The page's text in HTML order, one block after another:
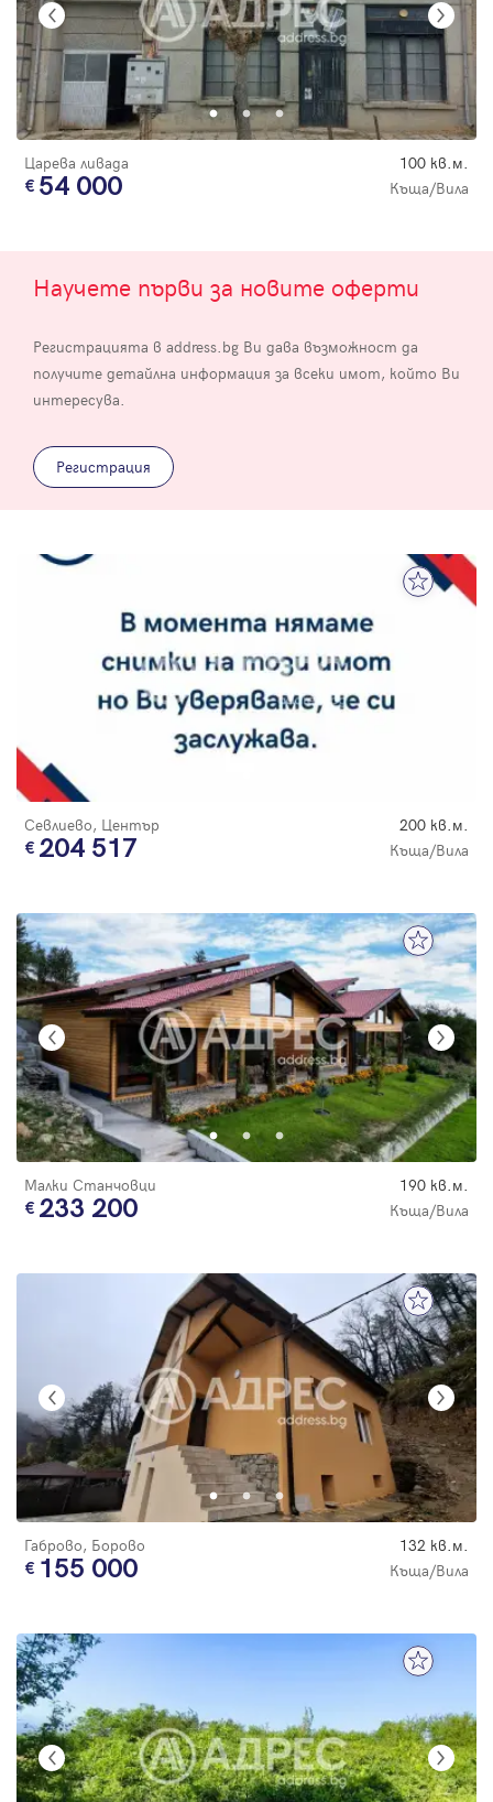
Царева ливада 100 кв.м.
54 000 Къща/Вила
Научете първи за новите оферти
Регистрацията в address.bg Ви дава възможност да
получите детайлна информация за всеки имот, който Ви
интересува.
Регистрация
Севлиево, Център 200 кв.м.
204 517 Къща/Вила
Малки Станчовци 190 кв.м.
233 200 Къща/Вила
Габрово, Борово 132 кв.м.
155 000 Къща/Вила